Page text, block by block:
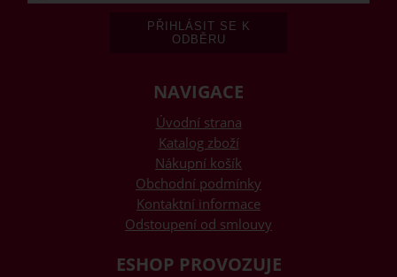
NAVIGACE
Úvodní strana
Katalog zboží
Nákupní košík
Obchodní podmínky
Kontaktní informace
Odstoupení od smlouvy
ESHOP PROVOZUJE